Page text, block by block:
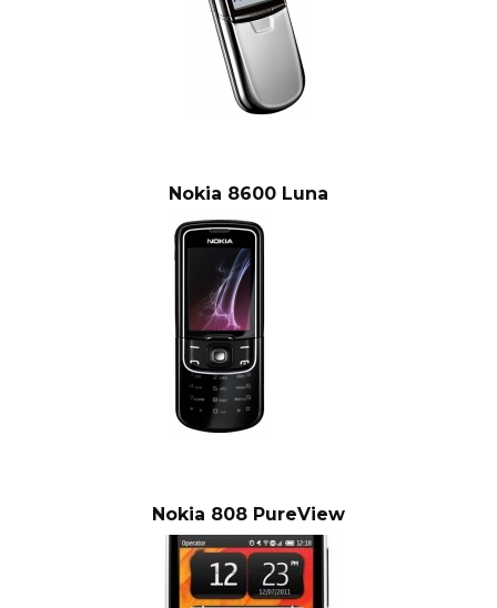
Nokia 8600 Luna
Nokia 808 PureView